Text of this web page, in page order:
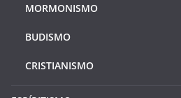
MORMONISMO
BUDISMO
CRISTIANISMO